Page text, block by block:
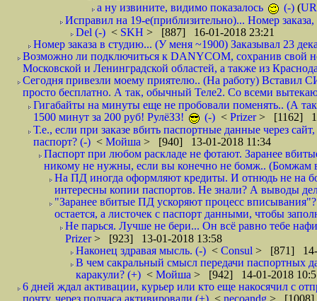
а ну извините, видимо показалось
(-) (
Исправил на 19-е(приблизительно)... Номер
Del (-) < SKH > [887] 16-01-2018 23:21
Номер заказа в студию... (У меня ~1900) Заказывал 23
Возможно ли подключиться к DANYCOM, сохранив свой
Московской и Ленинградской областей, а также из
Сегодня привезли моему приятелю.. (На работу) Вставил
просто бесплатно. А так, обычный Теле2. Со всеми
Гигабайты на минуты еще не пробовали поменять.. (А
1500 минут за 200 руб! РулёЗЗ!
(-) < Prizer> [1162]
Т.е., если при заказе вбить паспортные данные через
паспорт? (-) < Мойша > [940] 13-01-2018 11:34
Паспорт при любом раскладе не фотают. Заранее
никому не нужны, если вы конечно не бомж.. (Бомжам
На ПД иногда оформляют кредиты. И отнюдь не на
интересны копии паспортов. Не знали? А выводы
"Заранее вбитые ПД ускоряют процесс
остается, а листочек с паспорт данными, чтобы
Не парься. Лучше не бери... Он всё равно тебе
Prizer> [923] 13-01-2018 13:58
Наконец здравая мысль. (-) < Consul > [871] 14-
В чем сакральный смысл передачи паспортных
каракули? (+) < Мойша > [942] 14-01-2018
6 дней ждал активации, курьер или кто еще накосячил с
почту, через полчаса активировали (+) < necoandg > [1008]